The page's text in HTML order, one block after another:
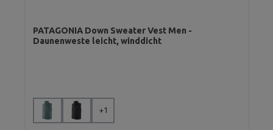
PATAGONIA Down Sweater Vest Men -
Daunenweste leicht, winddicht
Farbe auswählen
+1